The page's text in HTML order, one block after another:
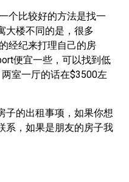
个比较好的方法是找一
大楼不同的是，很多
经纪来打理自己的房
便宜一些，可以找到低
室一厅的话在$3500左
子的出租事项，如果你想
系，如果是朋友的房子我